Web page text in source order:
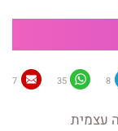
8
35
7
עצמית